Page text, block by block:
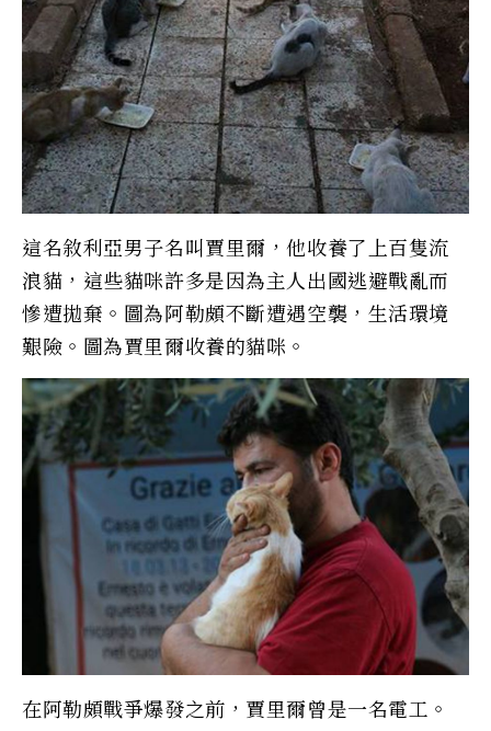
這名敘利亞男子名叫賈里爾，他收養了上百隻流
浪貓，這些貓咪許多是因為主人出國逃避戰亂而
慘遭拋棄。圖為阿勒頗不斷遭遇空襲，生活環境
艱險。圖為賈里爾收養的貓咪。
在阿勒頗戰爭爆發之前，賈里爾曾是一名電工。